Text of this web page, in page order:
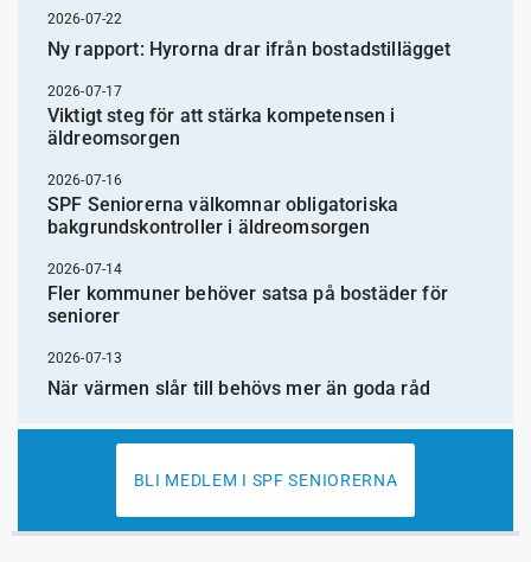
2026-07-22
Ny rapport: Hyrorna drar ifrån bostadstillägget
2026-07-17
Viktigt steg för att stärka kompetensen i
äldreomsorgen
2026-07-16
SPF Seniorerna välkomnar obligatoriska
bakgrundskontroller i äldreomsorgen
2026-07-14
Fler kommuner behöver satsa på bostäder för
seniorer
2026-07-13
När värmen slår till behövs mer än goda råd
BLI MEDLEM I SPF SENIORERNA